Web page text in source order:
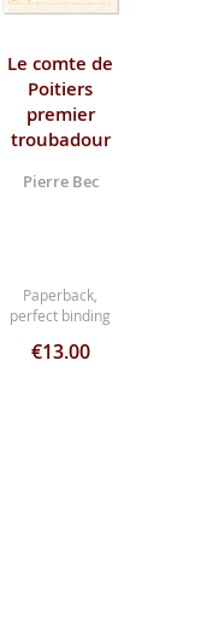
Le comte de
Poitiers
premier
troubadour
Pierre Bec
Paperback,
perfect binding
€13.00